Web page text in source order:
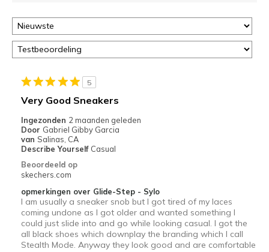
of
door
<a
href="javascript:location.href=location.pathname;">hier</a>
page
met
migratiegeschiedenis
van
de
5
Very Good Sneakers
Ingezonden 2 maanden geleden
Door Gabriel Gibby Garcia
van Salinas, CA
Describe Yourself Casual
Beoordeeld op
skechers.com
opmerkingen over Glide-Step - Sylo
I am usually a sneaker snob but I got tired of my laces
coming undone as I got older and wanted something I
could just slide into and go while looking casual. I got the
all black shoes which downplay the branding which I call
Stealth Mode. Anyway they look good and are comfortable